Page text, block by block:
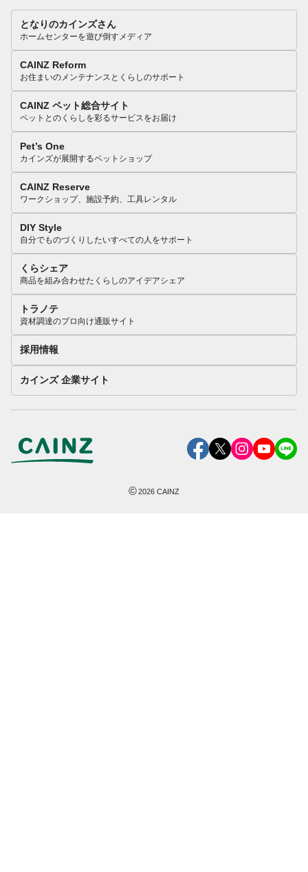
となりのカインズさん
ホームセンターを遊び倒すメディア
CAINZ Reform
お住まいのメンテナンスとくらしのサポート
CAINZ ペット総合サイト
ペットとのくらしを彩るサービスをお届け
Pet’s One
カインズが展開するペットショップ
CAINZ Reserve
ワークショップ、施設予約、工具レンタル
DIY Style
自分でものづくりしたいすべての人をサポート
くらシェア
商品を組み合わせたくらしのアイデアシェア
トラノテ
資材調達のプロ向け通販サイト
採用情報
カインズ 企業サイト
©2026 CAINZ